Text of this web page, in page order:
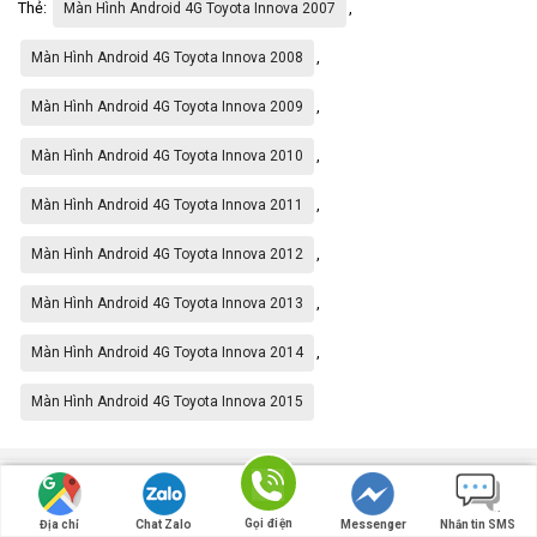
Thẻ: Màn Hình Android 4G Toyota Innova 2007 ,
Màn Hình Android 4G Toyota Innova 2008 ,
Màn Hình Android 4G Toyota Innova 2009 ,
Màn Hình Android 4G Toyota Innova 2010 ,
Màn Hình Android 4G Toyota Innova 2011 ,
Màn Hình Android 4G Toyota Innova 2012 ,
Màn Hình Android 4G Toyota Innova 2013 ,
Màn Hình Android 4G Toyota Innova 2014 ,
Màn Hình Android 4G Toyota Innova 2015
Đăng ký nhận bản tin
Noithatotobay.vn
Địa chỉ Chat Zalo Gọi điện Messenger Nhắn tin SMS